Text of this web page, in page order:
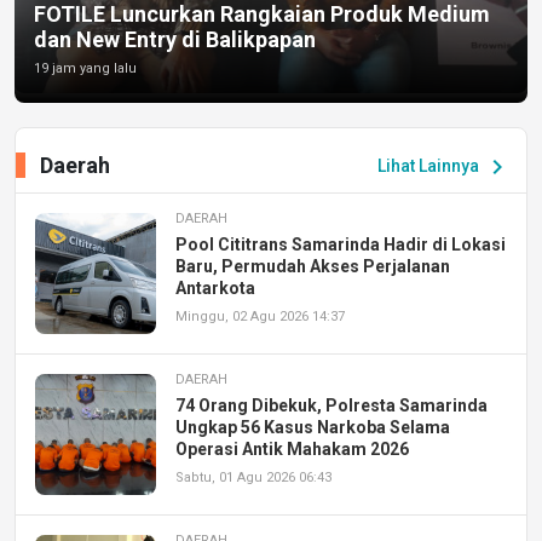
FOTILE Luncurkan Rangkaian Produk Medium
dan New Entry di Balikpapan
19 jam yang lalu
Lihat Lainnya chevron_right
Daerah
DAERAH
Pool Cititrans Samarinda Hadir di Lokasi
Baru, Permudah Akses Perjalanan
Antarkota
Minggu, 02 Agu 2026 14:37
DAERAH
74 Orang Dibekuk, Polresta Samarinda
Ungkap 56 Kasus Narkoba Selama
Operasi Antik Mahakam 2026
Sabtu, 01 Agu 2026 06:43